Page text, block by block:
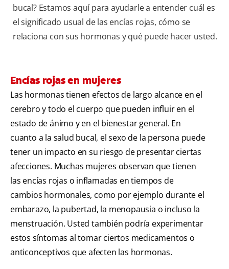
bucal? Estamos aquí para ayudarle a entender cuál es
el significado usual de las encías rojas, cómo se
relaciona con sus hormonas y qué puede hacer usted.
Encías rojas en mujeres
Las hormonas tienen efectos de largo alcance en el
cerebro y todo el cuerpo que pueden influir en el
estado de ánimo y en el bienestar general. En
cuanto a la salud bucal, el sexo de la persona puede
tener un impacto en su riesgo de presentar ciertas
afecciones. Muchas mujeres observan que tienen
las encías rojas o inflamadas en tiempos de
cambios hormonales, como por ejemplo durante el
embarazo, la pubertad, la menopausia o incluso la
menstruación. Usted también podría experimentar
estos síntomas al tomar ciertos medicamentos o
anticonceptivos que afecten las hormonas.